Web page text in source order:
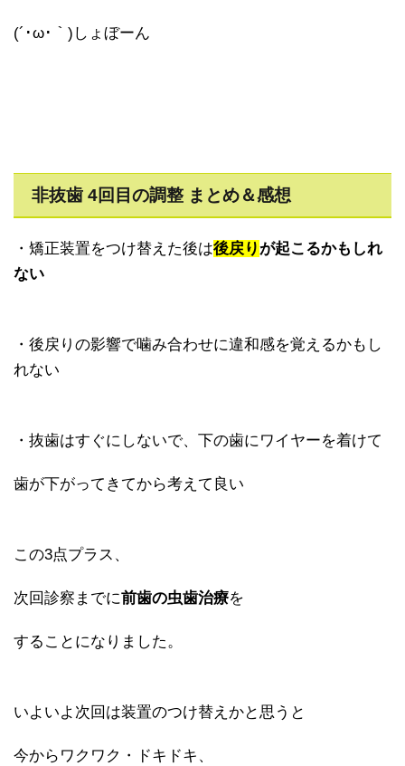
(´･ω･｀)しょぼーん
非抜歯 4回目の調整 まとめ＆感想
・矯正装置をつけ替えた後は後戻りが起こるかもしれ
ない
・後戻りの影響で噛み合わせに違和感を覚えるかもし
れない
・抜歯はすぐにしないで、下の歯にワイヤーを着けて
歯が下がってきてから考えて良い
この3点プラス、
次回診察までに前歯の虫歯治療を
することになりました。
いよいよ次回は装置のつけ替えかと思うと
今からワクワク・ドキドキ、